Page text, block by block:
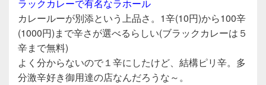
ラックカレーで有名なラホール
カレールーが別添という上品さ。1辛(10円)から100辛
(1000円)まで辛さが選べるらしい(ブラックカレーは５
辛まで無料)
よく分からないので１辛にしたけど、結構ピリ辛。多
分激辛好き御用達の店なんだろうな～。